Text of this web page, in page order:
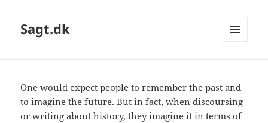
Sagt.dk
One would expect people to remember the past and
to imagine the future. But in fact, when discoursing
or writing about history, they imagine it in terms of